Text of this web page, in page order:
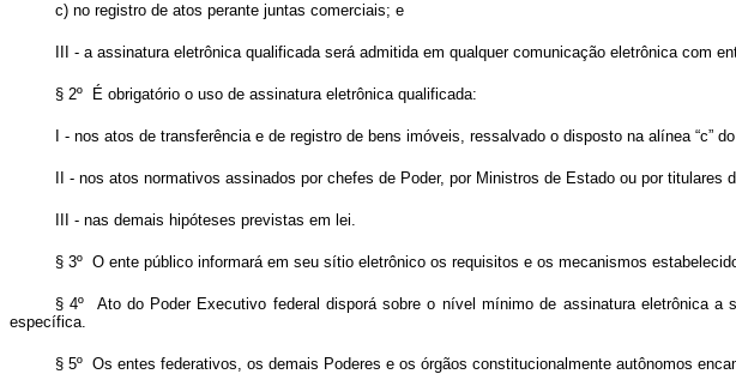
c) no registro de atos perante juntas comerciais; e
III - a assinatura eletrônica qualificada será admitida em qualquer comunicação eletrônica com
§ 2º É obrigatório o uso de assinatura eletrônica qualificada:
I - nos atos de transferência e de registro de bens imóveis, ressalvado o disposto na alínea “c”
II - nos atos normativos assinados por chefes de Poder, por Ministros de Estado ou por
III - nas demais hipóteses previstas em lei.
§ 3º O ente público informará em seu sítio eletrônico os requisitos e os mecanismos
§ 4º Ato do Poder Executivo federal disporá sobre o nível mínimo de assinatura eletrônica a
específica.
§ 5º Os entes federativos, os demais Poderes e os órgãos constitucionalmente autônomos